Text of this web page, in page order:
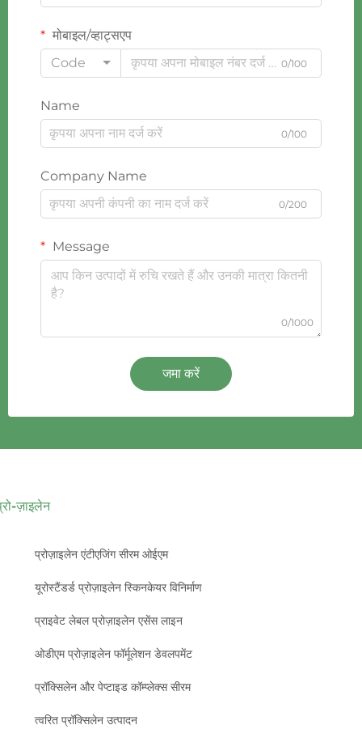
मोबाइल/व्हाट्सएप
Code
0/100
Name
0/100
Company Name
0/200
Message
0/1000
जमा करें
ज़ाइलेन
प्रोज़ाइलेन एंटीएजिंग सीरम ओईएम
यूरोस्टैंडर्ड प्रोज़ाइलेन स्किनकेयर विनिर्माण
प्राइवेट लेबल प्रोज़ाइलेन एसेंस लाइन
ओडीएम प्रोज़ाइलेन फॉर्मूलेशन डेवलपमेंट
प्रॉक्सिलेन और पेप्टाइड कॉम्प्लेक्स सीरम
त्वरित प्रॉक्सिलेन उत्पादन